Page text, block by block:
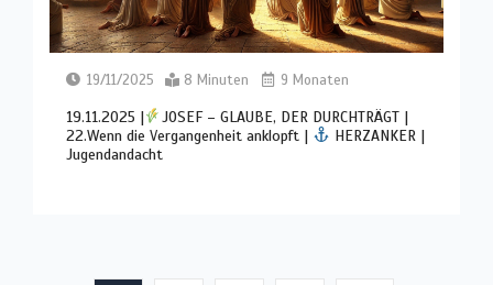
19/11/2025 8 Minuten 9 Monaten
19.11.2025 |
JOSEF – GLAUBE, DER DURCHTRÄGT |
22.Wenn die Vergangenheit anklopft |
HERZANKER |
Jugendandacht